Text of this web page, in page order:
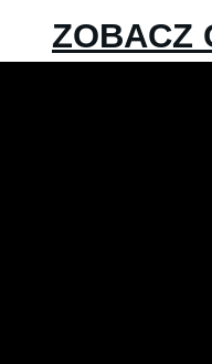
ZOBACZ